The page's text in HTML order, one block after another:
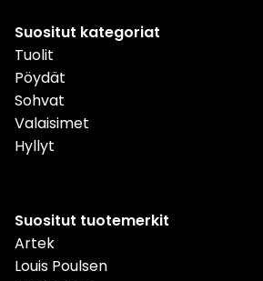
Suositut kategoriat
Tuolit
Pöydät
Sohvat
Valaisimet
Hyllyt
Suositut tuotemerkit
Artek
Louis Poulsen